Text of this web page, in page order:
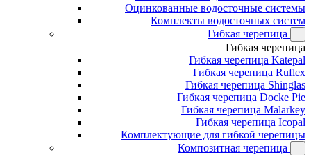
Оцинкованные водосточные системы
Комплекты водосточных систем
Гибкая черепица
Гибкая черепица
Гибкая черепица Katepal
Гибкая черепица Ruflex
Гибкая черепица Shinglas
Гибкая черепица Docke Pie
Гибкая черепица Malarkey
Гибкая черепица Icopal
Комплектующие для гибкой черепицы
Композитная черепица